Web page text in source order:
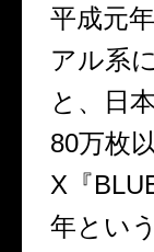
平成元
アル系
と、日
80万枚
X『
年とい